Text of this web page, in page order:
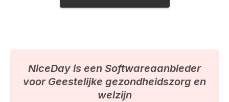
NiceDay is een Softwareaanbieder
voor Geestelijke gezondheidszorg en
welzijn